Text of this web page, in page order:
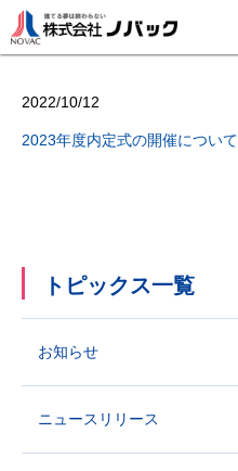
トピックス
2022/10/12
2023年度内定式の開催について
トピックス一覧
お知らせ
ニュースリリース